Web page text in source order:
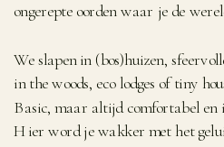
ongerepte oorden waar je de
We slapen in (bos)huizen,
in the woods, eco lodges of tiny
Basic, maar altijd comfortabel
Hier word je wakker met het